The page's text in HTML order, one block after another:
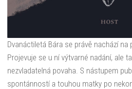
Dvanáctiletá Bára se právě nachází na
Projevuje se u ní výtvarné nadání, ale
nezvladatelná povaha. S nástupem
spontánností a touhou matky po